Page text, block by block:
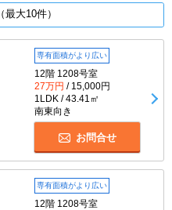
大10件）
専有面積がより広い
12階 1208号室
27万円 / 15,000円
1LDK / 43.41㎡
南東向き
お問合せ
専有面積がより広い
12階 1208号室